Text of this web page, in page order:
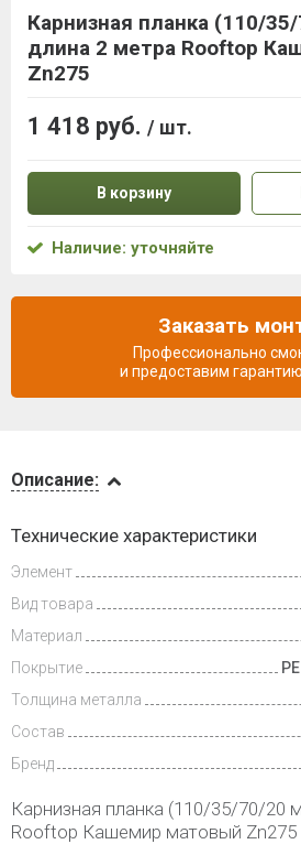
и оплата
Описание:
Технические характеристики
Элемент
Вид товара
Материал
Покрытие
Толщина металла
Состав
Бренд
Карнизная планка (110/35/70/20
Rooftop Кашемир матовый Zn275
Карнизная планка (110/
длина 2 метра Rooftop
Zn275
1 418 руб. / шт.
В корзину
Наличие: уточняйте
Заказать
Профессионально
и предоставим